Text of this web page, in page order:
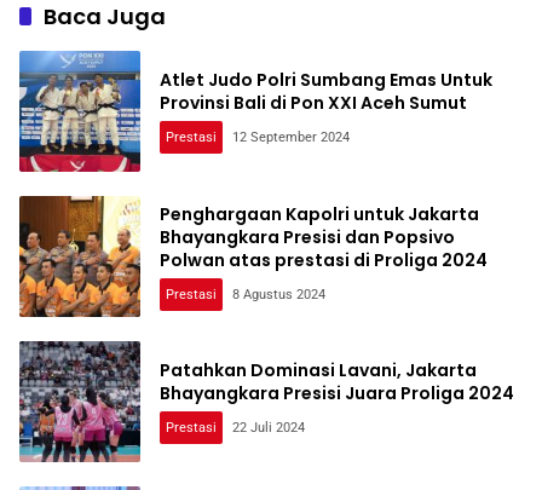
Baca Juga
Atlet Judo Polri Sumbang Emas Untuk
Provinsi Bali di Pon XXI Aceh Sumut
Prestasi 12 September 2024
Penghargaan Kapolri untuk Jakarta
Bhayangkara Presisi dan Popsivo
Polwan atas prestasi di Proliga 2024
Prestasi 8 Agustus 2024
Patahkan Dominasi Lavani, Jakarta
Bhayangkara Presisi Juara Proliga 2024
Prestasi 22 Juli 2024